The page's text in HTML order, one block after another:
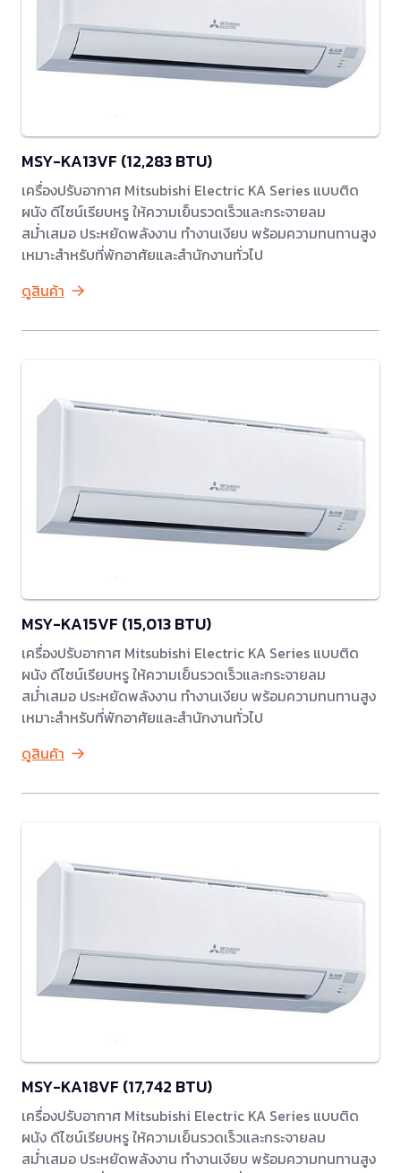
MSY-KA13VF (12,283 BTU)
เครื่องปรับอากาศ Mitsubishi Electric KA Series แบบติด
ผนัง ดีไซน์เรียบหรู ให้ความเย็นรวดเร็วและกระจายลม
สม่ำเสมอ ประหยัดพลังงาน ทำงานเงียบ พร้อมความทนทานสูง
เหมาะสำหรับที่พักอาศัยและสำนักงานทั่วไป
ดูสินค้า
MSY-KA15VF (15,013 BTU)
เครื่องปรับอากาศ Mitsubishi Electric KA Series แบบติด
ผนัง ดีไซน์เรียบหรู ให้ความเย็นรวดเร็วและกระจายลม
สม่ำเสมอ ประหยัดพลังงาน ทำงานเงียบ พร้อมความทนทานสูง
เหมาะสำหรับที่พักอาศัยและสำนักงานทั่วไป
ดูสินค้า
MSY-KA18VF (17,742 BTU)
เครื่องปรับอากาศ Mitsubishi Electric KA Series แบบติด
ผนัง ดีไซน์เรียบหรู ให้ความเย็นรวดเร็วและกระจายลม
สม่ำเสมอ ประหยัดพลังงาน ทำงานเงียบ พร้อมความทนทานสูง